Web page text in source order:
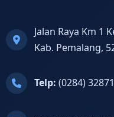
Jalan Raya Km 1
Kab. Pemalang,
Telp: (0284)